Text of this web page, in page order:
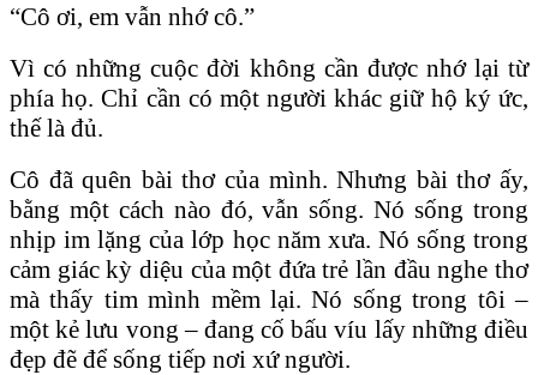
“Cô ơi, em vẫn nhớ cô.”
Vì có những cuộc đời không cần được nhớ lại từ
phía họ. Chỉ cần có một người khác giữ hộ ký ức,
thế là đủ.
Cô đã quên bài thơ của mình. Nhưng bài thơ ấy,
bằng một cách nào đó, vẫn sống. Nó sống trong
nhịp im lặng của lớp học năm xưa. Nó sống trong
cảm giác kỳ diệu của một đứa trẻ lần đầu nghe thơ
mà thấy tim mình mềm lại. Nó sống trong tôi –
một kẻ lưu vong – đang cố bấu víu lấy những điều
đẹp đẽ để sống tiếp nơi xứ người.